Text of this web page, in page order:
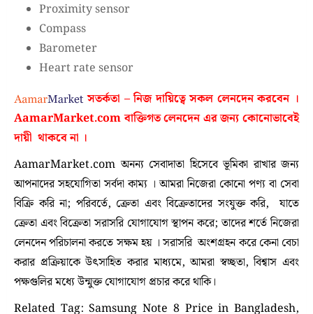
Proximity sensor
Compass
Barometer
Heart rate sensor
সতর্কতা – নিজ দায়িত্বে সকল লেনদেন করবেন ।
AamarMarket.comবাক্তিগত লেনদেন এর জন্য কোনোভাবেই
দায়ী থাকবে না ।
AamarMarket.com অনন্য সেবাদাতা হিসেবে ভূমিকা রাখার জন্য
আপনাদের সহযোগিতা সর্বদা কাম্য । আমরা নিজেরা কোনো পণ্য বা সেবা
বিক্রি করি না; পরিবর্তে, ক্রেতা এবং বিক্রেতাদের সংযুক্ত করি, যাতে
ক্রেতা এবং বিক্রেতা সরাসরি যোগাযোগ স্থাপন করে; তাদের শর্তে নিজেরা
লেনদেন পরিচালনা করতে সক্ষম হয় । সরাসরি অংশগ্রহন করে কেনা বেচা
করার প্রক্রিয়াকে উৎসাহিত করার মাধ্যমে, আমরা স্বচ্ছতা, বিশ্বাস এবং
পক্ষগুলির মধ্যে উন্মুক্ত যোগাযোগ প্রচার করে থাকি।
Related Tag: Samsung Note 8 Price in Bangladesh,